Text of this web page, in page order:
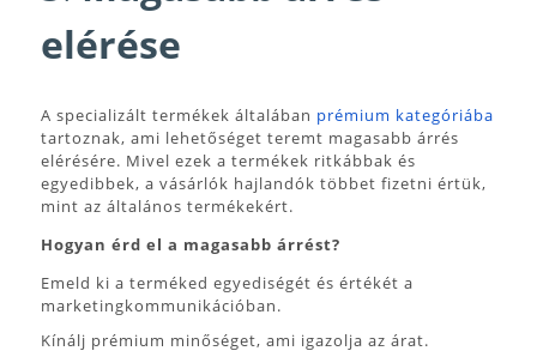
elérése
A specializált termékek általában prémium kategóriába
tartoznak, ami lehetőséget teremt magasabb árrés
elérésére. Mivel ezek a termékek ritkábbak és
egyedibbek, a vásárlók hajlandók többet fizetni értük,
mint az általános termékekért.
Hogyan érd el a magasabb árrést?
Emeld ki a terméked egyediségét és értékét a
marketingkommunikációban.
Kínálj prémium minőséget, ami igazolja az árat.